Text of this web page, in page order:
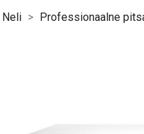
Neli Professionaalne